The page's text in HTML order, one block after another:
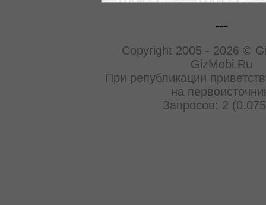
---
Copyright 2005 - 2026 ©
GizMobi.Ru
При републикации
на
Запросов: 2